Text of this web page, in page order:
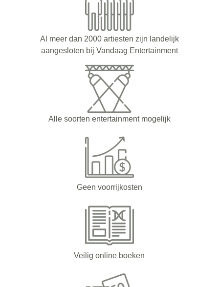
Al meer dan 2000 artiesten zijn landelijk
aangesloten bij Vandaag Entertainment
Alle soorten entertainment mogelijk
Geen voorrijkosten
Veilig online boeken